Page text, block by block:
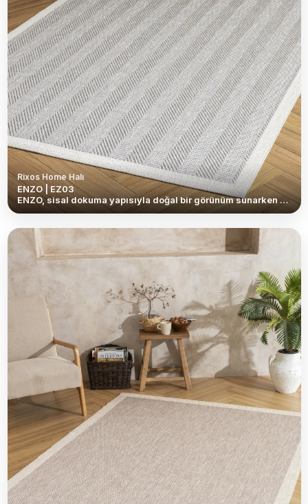
Rixos Home Halı
ENZO | EZ03
ENZO, sisal dokuma yapısıyla doğal bir görünüm sunarken hafif formu sayesinde kullanım kolaylığı sağlar. İnce ve şık dokusu, yaşam alanlarına ferah bir hava katarken modern ve sade dekorasyonlarla mükemmel uyum yakalar. Günlük kullanıma uygun yapısı, pratikliği estetikle bir araya getirir. <br /> <br /> Kaymaz tabanlı yapısı sayesinde zemine sağlam tutunur ve güvenli bir kullanım sunar. Temizliği son derece kolay olan ENZO, yoğun tempolu yaşam alanları için ideal bir çözümdür. Dayanıklı, hafif ve fonksiyonel yapısıyla salon, mutfak, antre ve balkon gibi alanlarda rahatlıkla tercih edilebilir.